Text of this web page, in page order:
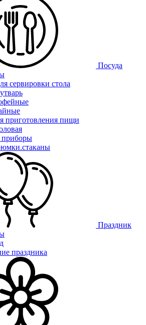
Посуда
сервировки стола
приготовления пищи
приборы
Праздник
праздника